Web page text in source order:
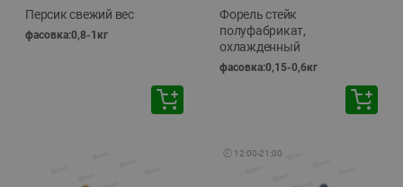
Персик свежий вес
фасовка:0,8-1кг
Форель стейк
полуфабрикат,
охлажденный
фасовка:0,15-0,6кг
🕘 12:00-21:00